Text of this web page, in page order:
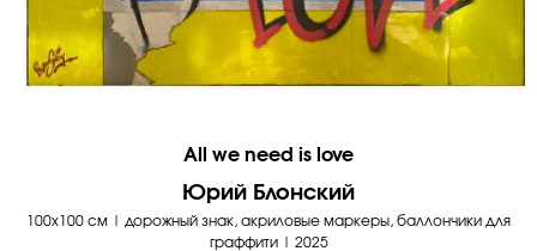
All we need is love
Юрий Блонский
100х100 см | дорожный знак, акриловые маркеры, баллончики для
граффити | 2025